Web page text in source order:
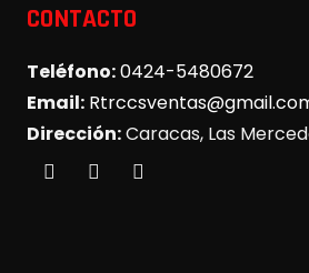
CONTACTO
Teléfono:0424-5480672
Email:
Dirección:Caracas, Las